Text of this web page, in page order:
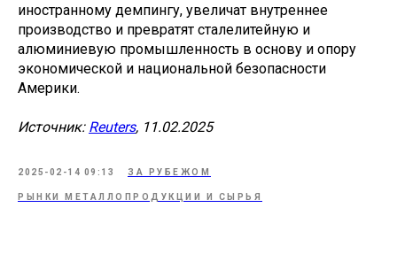
иностранному демпингу, увеличат внутреннее
производство и превратят сталелитейную и
алюминиевую промышленность в основу и опору
экономической и национальной безопасности
Америки.
Источник: Reuters, 11.02.2025
2025-02-14 09:13 ЗА РУБЕЖОМ
РЫНКИ МЕТАЛЛОПРОДУКЦИИ И СЫРЬЯ